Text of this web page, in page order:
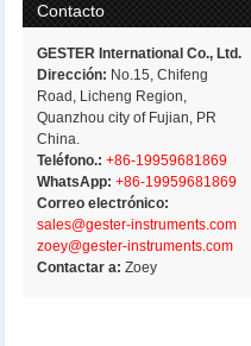
Contacto
GESTER International Co., Ltd.
Dirección: No.15, Chifeng
Road, Licheng Region,
Quanzhou city of Fujian, PR
China.
Teléfono.: +86-19959681869
WhatsApp: +86-19959681869
Correo electrónico:
sales@gester-instruments.com
zoey@gester-instruments.com
Contactar a:Zoey